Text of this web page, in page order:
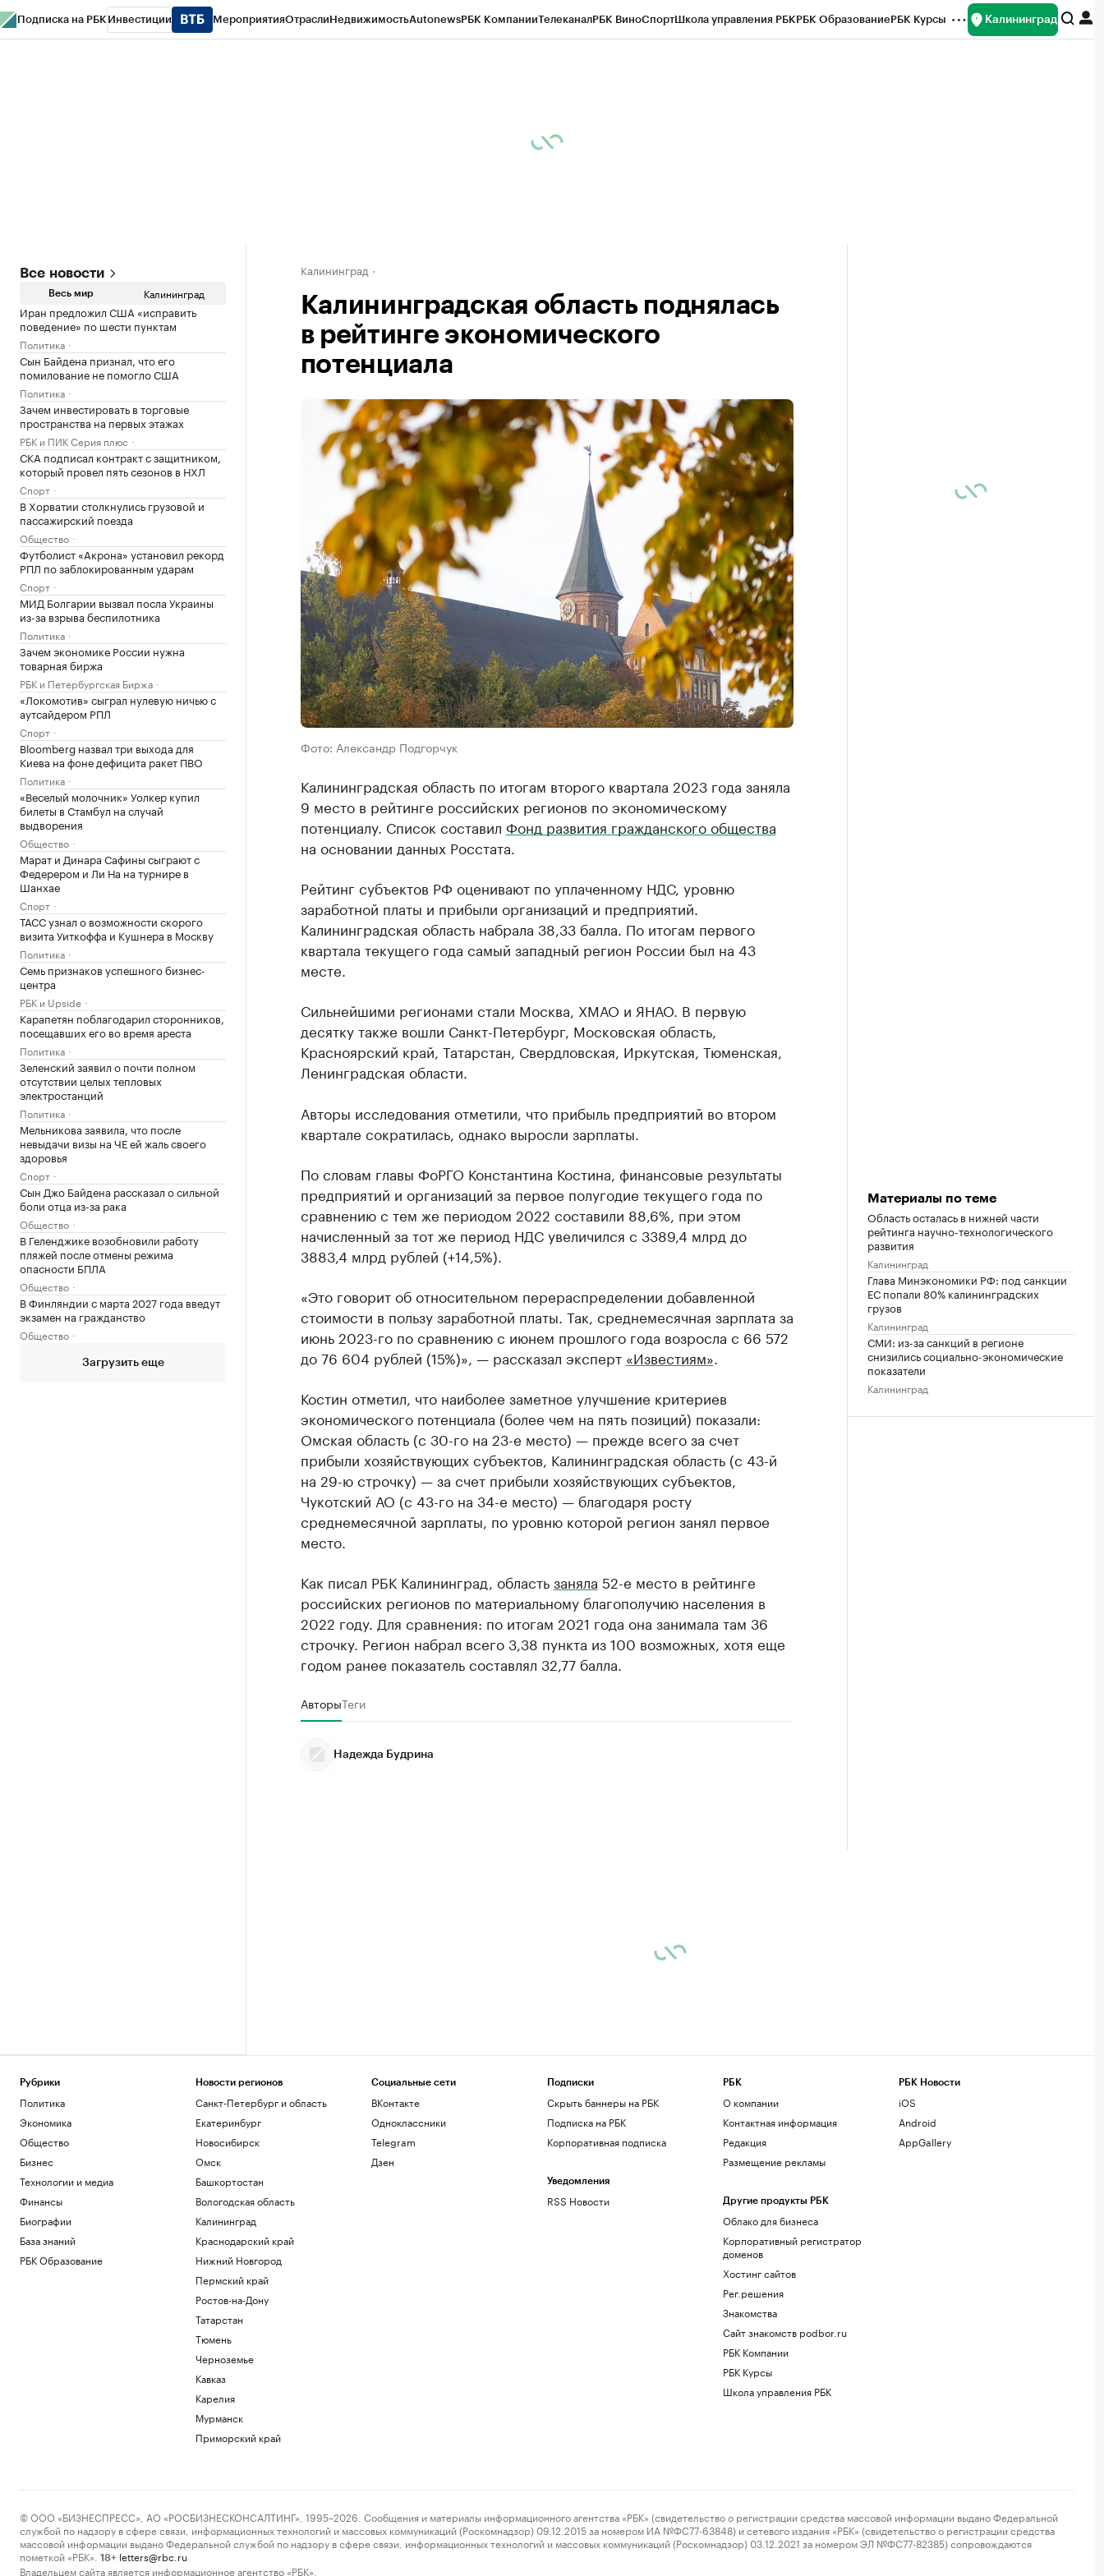
Подписка на РБК Инвестиции МероприятияОтраслиНедвижимостьAutonewsРБК КомпанииТелеканалРБК ВиноСпортШкола управления РБКРБК ОбразованиеРБК Курсы Калининград
Все новости
Весь мир Калининград
Иран предложил США «исправить
поведение» по шести пунктам
Политика
Сын Байдена признал, что его
помилование не помогло США
Политика
Зачем инвестировать в торговые
пространства на первых этажах
РБК и ПИК Серия плюс
СКА подписал контракт с защитником,
который провел пять сезонов в НХЛ
Спорт
В Хорватии столкнулись грузовой и
пассажирский поезда
Общество
Футболист «Акрона» установил рекорд
РПЛ по заблокированным ударам
Спорт
МИД Болгарии вызвал посла Украины
из-за взрыва беспилотника
Политика
Зачем экономике России нужна
товарная биржа
РБК и Петербургская Биржа
«Локомотив» сыграл нулевую ничью с
аутсайдером РПЛ
Спорт
Bloomberg назвал три выхода для
Киева на фоне дефицита ракет ПВО
Политика
«Веселый молочник» Уолкер купил
билеты в Стамбул на случай
выдворения
Общество
Марат и Динара Сафины сыграют с
Федерером и Ли На на турнире в
Шанхае
Спорт
ТАСС узнал о возможности скорого
визита Уиткоффа и Кушнера в Москву
Политика
Семь признаков успешного бизнес-
центра
РБК и Upside
Карапетян поблагодарил сторонников,
посещавших его во время ареста
Политика
Зеленский заявил о почти полном
отсутствии целых тепловых
электростанций
Политика
Мельникова заявила, что после
невыдачи визы на ЧЕ ей жаль своего
здоровья
Спорт
Сын Джо Байдена рассказал о сильной
боли отца из-за рака
Общество
В Геленджике возобновили работу
пляжей после отмены режима
опасности БПЛА
Общество
В Финляндии с марта 2027 года введут
экзамен на гражданство
Общество
Загрузить еще
Калининград
Калининградская область поднялась
в рейтинге экономического
потенциала
Фото: Александр Подгорчук
Калининградская область по итогам второго квартала 2023 года заняла
9 место в рейтинге российских регионов по экономическому
потенциалу. Список составил Фонд развития гражданского общества
на основании данных Росстата.
Рейтинг субъектов РФ оценивают по уплаченному НДС, уровню
заработной платы и прибыли организаций и предприятий.
Калининградская область набрала 38,33 балла. По итогам первого
квартала текущего года самый западный регион России был на 43
месте.
Сильнейшими регионами стали Москва, ХМАО и ЯНАО. В первую
десятку также вошли Санкт-Петербург, Московская область,
Красноярский край, Татарстан, Свердловская, Иркутская, Тюменская,
Ленинградская области.
Авторы исследования отметили, что прибыль предприятий во втором
квартале сократилась, однако выросли зарплаты.
По словам главы ФоРГО Константина Костина, финансовые результаты
предприятий и организаций за первое полугодие текущего года по
сравнению с тем же периодом 2022 составили 88,6%, при этом
начисленный за тот же период НДС увеличился с 3389,4 млрд до
3883,4 млрд рублей (+14,5%).
«Это говорит об относительном перераспределении добавленной
стоимости в пользу заработной платы. Так, среднемесячная зарплата за
июнь 2023-го по сравнению с июнем прошлого года возросла с 66 572
до 76 604 рублей (15%)», — рассказал эксперт «Известиям»
Костин отметил, что наиболее заметное улучшение критериев
экономического потенциала (более чем на пять позиций) показали:
Омская область (с 30-го на 23-е место) — прежде всего за счет
прибыли хозяйствующих субъектов, Калининградская область (с 43-й
на 29-ю строчку) — за счет прибыли хозяйствующих субъектов,
Чукотский АО (с 43-го на 34-е место) — благодаря росту
среднемесячной зарплаты, по уровню которой регион занял первое
место.
Как писал РБК Калининград, областьзаняла 52-е место в рейтинге
российских регионов по материальному благополучию населения в
2022 году. Для сравнения: по итогам 2021 года она занимала там 36
строчку. Регион набрал всего 3,38 пункта из 100 возможных, хотя еще
годом ранее показатель составлял 32,77 балла.
АвторыТеги
Надежда Будрина
Материалы по теме
Область осталась в нижней части
рейтинга научно-технологического
развития
Калининград
Глава Минэкономики РФ: под санкции
ЕС попали 80% калининградских
грузов
Калининград
СМИ: из-за санкций в регионе
снизились социально-экономические
показатели
Калининград
Рубрики
Политика
Экономика
Общество
Бизнес
Технологии и медиа
Финансы
Биографии
База знаний
РБК Образование
Новости регионов
Санкт-Петербург и область
Екатеринбург
Новосибирск
Омск
Башкортостан
Вологодская область
Калининград
Краснодарский край
Нижний Новгород
Пермский край
Ростов-на-Дону
Татарстан
Тюмень
Черноземье
Кавказ
Карелия
Мурманск
Приморский край
Социальные сети
ВКонтакте
Одноклассники
Telegram
Дзен
Подписки
Скрыть баннеры на РБК
Подписка на РБК
Корпоративная подписка
Уведомления
RSS Новости
РБК
О компании
Контактная информация
Редакция
Размещение рекламы
Другие продукты РБК
Облако для бизнеса
Корпоративный регистратор
доменов
Хостинг сайтов
Рег.решения
Знакомства
Сайт знакомств podbor.ru
РБК Компании
РБК Курсы
Школа управления РБК
РБК Новости
iOS
Android
AppGallery
© ООО «БИЗНЕСПРЕСС», АО «РОСБИЗНЕСКОНСАЛТИНГ», 1995–2026. Сообщения и материалы информационного агентства «РБК» (свидетельство о регистрации средства массовой информации выдано Федеральной
службой по надзору в сфере связи, информационных технологий и массовых коммуникаций (Роскомнадзор) 09.12.2015 за номером ИА №ФС77-63848) и сетевого издания «РБК» (свидетельство о регистрации средства
массовой информации выдано Федеральной службой по надзору в сфере связи, информационных технологий и массовых коммуникаций (Роскомнадзор) 03.12.2021 за номером ЭЛ №ФС77-82385) сопровождаются
пометкой «РБК».
18+ letters@rbc.ru
Владельцем сайта является информационное агентство «РБК».